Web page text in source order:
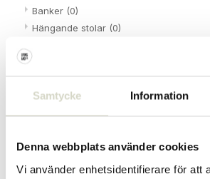
Samtycke Information
Denna webbplats använder cookies
Vi använder enhetsidentifierare för att
Banker (0)
Hängande stolar (0)
Kista(0)
Puffar(0)
Kuddar / filtar(0)
Speglar